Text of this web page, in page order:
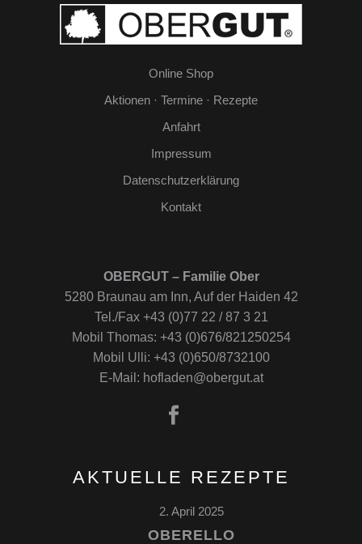
Online Shop
Aktionen · Termine · Rezepte
Anfahrt
Impressum
Datenschutzerklärung
Kontakt
OBERGUT – Familie Ober
5280 Braunau am Inn, Auf der Haiden 42
Tel./Fax +43 (0)77 22 / 87 3 21
Mobil Thomas: +43 (0)676/821250254
Mobil Ulli: +43 (0)650/8732100
E-Mail: hofladen@obergut.at
AKTUELLE REZEPTE
2. April 2025
OBERELLO